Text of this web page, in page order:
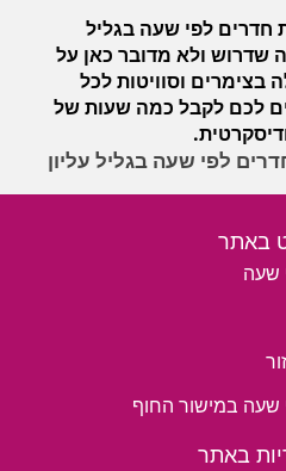
חדרים לפי שעה בגליל
שדרוש ולא מדובר כאן על
וסוויטות לכל
לכם לקבל כמה שעות של
לפי שעה בגליל עליון
באתר
שעה
שעה במישור החוף
באתר